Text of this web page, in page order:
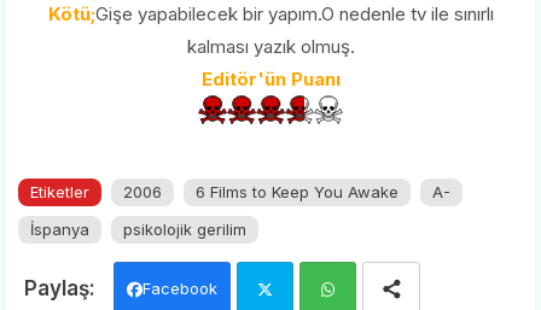
Kötü;Gişe yapabilecek bir yapım.O nedenle tv ile sınırlı
kalması yazık olmuş.
Editör'ün Puanı
Etiketler 2006 6 Films to Keep You Awake
A-
İspanya
psikolojik gerilim
Facebook